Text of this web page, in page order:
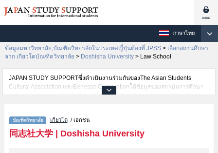
ภาษาไทย
ข้อมูลมหาวิทยาลัย,บัณฑิตวิทยาลัยในประเทศญี่ปุ่นต้องที่ JPSS > เลือกสถานศึกษา
จาก เกียวโตบัณฑิตวิทยาลัย > Doshisha University > Law School
JAPAN STUDY SUPPORTซึ่งดำเนินงานร่วมกันของThe Asian Students
Cultural Association และBenesse Corporationให้ข้อมูลของสถาบันการศึกษา
ระดับมหาวิทยาลัย・บัณฑิตวิทยาลัย・วิทยาลัยระดับอนุปริญญา・วิทยาลัย
ชาติเช่นGraduate school of
TheologyหรือLettersหรือLawหรือEconomicsหรือCommerceหรือScience and
EngineeringหรือPolicy and ManagementหรือBusiness SchoolหรือSocial
เกียวโต/ เอกชน
同志社大学| Doshisha University